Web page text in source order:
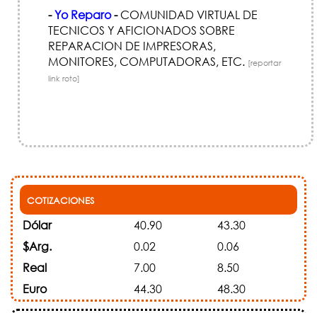
-Yo Reparo-COMUNIDAD VIRTUAL DE
TECNICOS Y AFICIONADOS SOBRE
REPARACION DE IMPRESORAS,
MONITORES, COMPUTADORAS, ETC. [reportar
link roto]
COTIZACIONES
Dólar 40.90
43.30
$Arg.
0.02
0.06
Real
7.00
8.50
Euro
44.30 48.30